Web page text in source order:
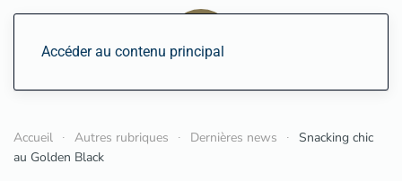
Accéder au contenu principal
Accueil Autres rubriques Dernières news
Snacking chic
au Golden Black